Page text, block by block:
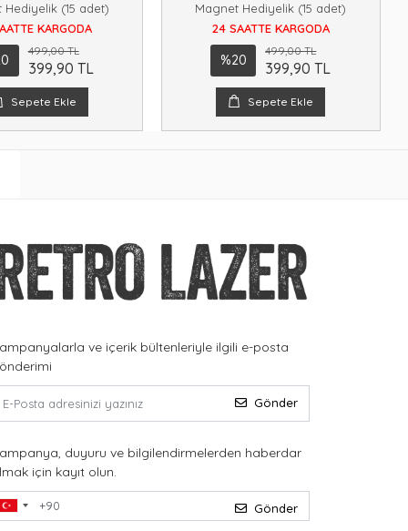
Hediyelik (15 adet)
KARGODA
499,00 TL
399,90 TL
Sepete Ekle
Magnet Hediyelik (15 adet)
24 SAATTE KARGODA
%20
499,00 TL
399,90 TL
Sepete Ekle
ve içerik bültenleriyle ilgili e-posta
Gönder
duyuru ve bilgilendirmelerden haberdar
için kayıt olun.
Gönder